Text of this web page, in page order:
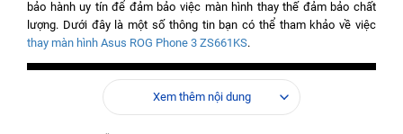
bảo hành uy tín để đảm bảo việc màn hình thay thế đảm bảo chất
lượng. Dưới đây là một số thông tin bạn có thể tham khảo về việc
thay màn hình Asus ROG Phone 3 ZS661KS.
Xem thêm nội dung